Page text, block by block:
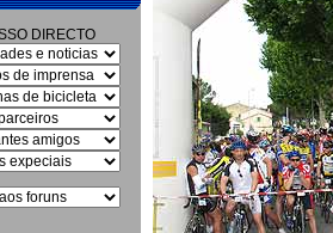
DIRECTO